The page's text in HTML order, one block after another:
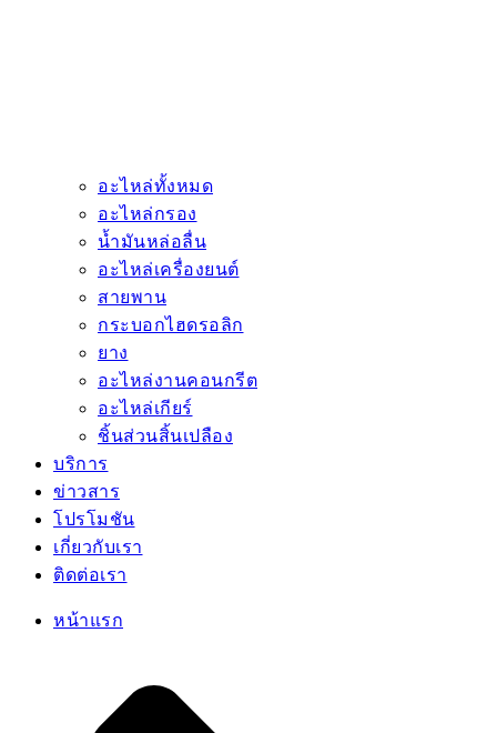
อะไหล่ทั้งหมด
อะไหล่กรอง
น้ำมันหล่อลื่น
อะไหล่เครื่องยนต์
สายพาน
กระบอกไฮดรอลิก
ยาง
อะไหล่งานคอนกรีต
อะไหล่เกียร์
ชิ้นส่วนสิ้นเปลือง
บริการ
ข่าวสาร
โปรโมชัน
เกี่ยวกับเรา
ติดต่อเรา
หน้าแรก